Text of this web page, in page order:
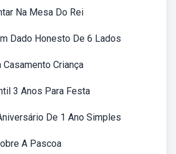
Na Mesa Do Rei
Dado Honesto De 6 Lados
Criança
3 Anos Para Festa
De 1 Ano Simples
A Pascoa